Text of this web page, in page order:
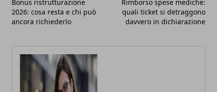
Bonus ristrutturazione
2026: cosa resta e chi può
ancora richiederlo
Rimborso spese mediche:
quali ticket si detraggono
davvero in dichiarazione